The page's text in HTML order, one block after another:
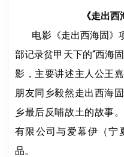
《走出
电影《走出西海固》
部记录贫甲天下的“西海
影，主要讲述主人公王
朋友同乡毅然走出西海
乡最后反哺故土的故事
有限公司与爱幕伊（宁
品。